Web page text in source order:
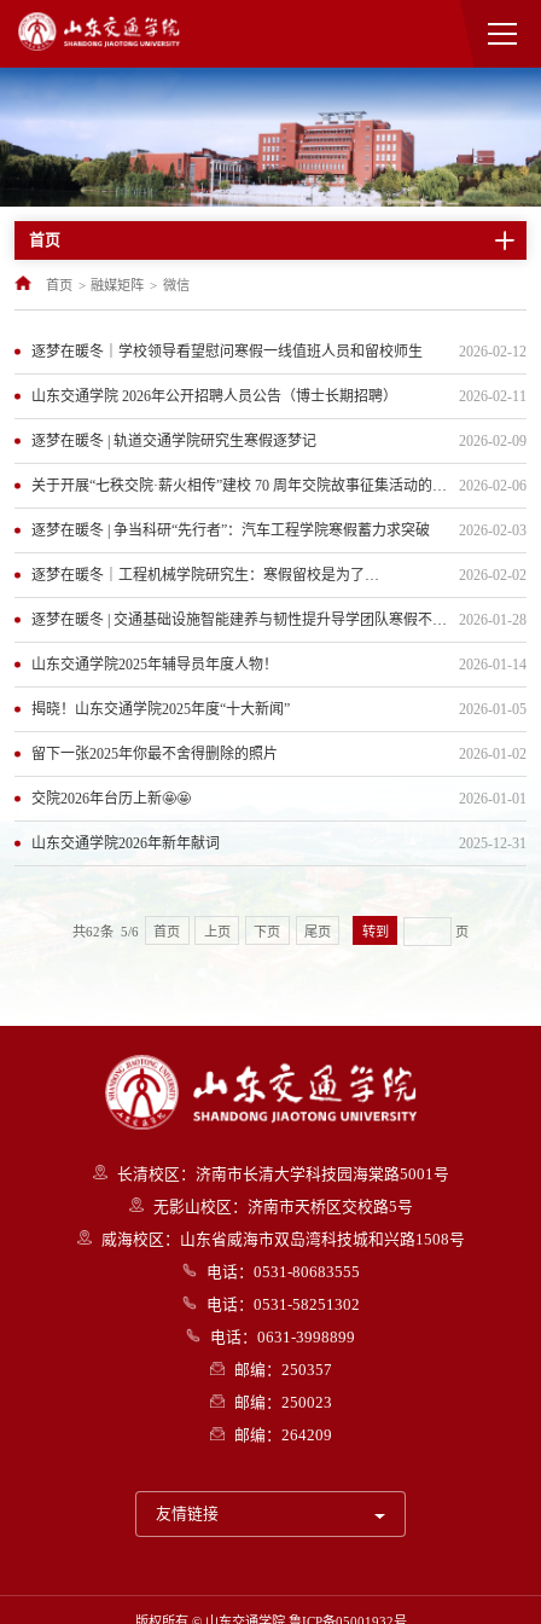
首页
首页 > 融媒矩阵 > 微信
2026-02-12
逐梦在暖冬｜学校领导看望慰问寒假一线值班人员和留校师生
2026-02-11
山东交通学院 2026年公开招聘人员公告（博士长期招聘）
2026-02-09
逐梦在暖冬 | 轨道交通学院研究生寒假逐梦记
2026-02-06
关于开展“七秩交院·薪火相传”建校 70 周年交院故事征集活动的通知
2026-02-03
逐梦在暖冬 | 争当科研“先行者”：汽车工程学院寒假蓄力求突破
2026-02-02
逐梦在暖冬｜工程机械学院研究生：寒假留校是为了…
2026-01-28
逐梦在暖冬 | 交通基础设施智能建养与韧性提升导学团队寒假不停研
2026-01-14
山东交通学院2025年辅导员年度人物！
2026-01-05
揭晓！山东交通学院2025年度“十大新闻”
2026-01-02
留下一张2025年你最不舍得删除的照片
2026-01-01
交院2026年台历上新🤩🤩
2025-12-31
山东交通学院2026年新年献词
共62条 5/6 首页 上页 下页 尾页 页
长清校区：济南市长清大学科技园海棠路5001号
无影山校区：济南市天桥区交校路5号
威海校区：山东省威海市双岛湾科技城和兴路1508号
电话：0531-80683555
电话：0531-58251302
电话：0631-3998899
邮编：250357
邮编：250023
邮编：264209
友情链接